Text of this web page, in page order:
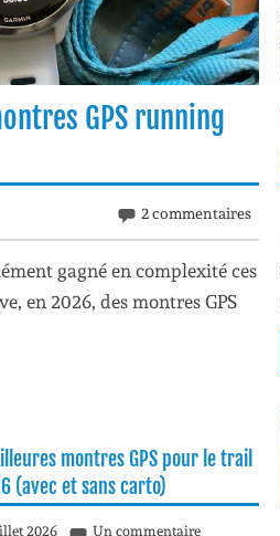
GPS running
2 commentaires
gagné en complexité ces
en 2026, des montres GPS
montres GPS pour le trail
(avec et sans carto)
2026 Un commentaire